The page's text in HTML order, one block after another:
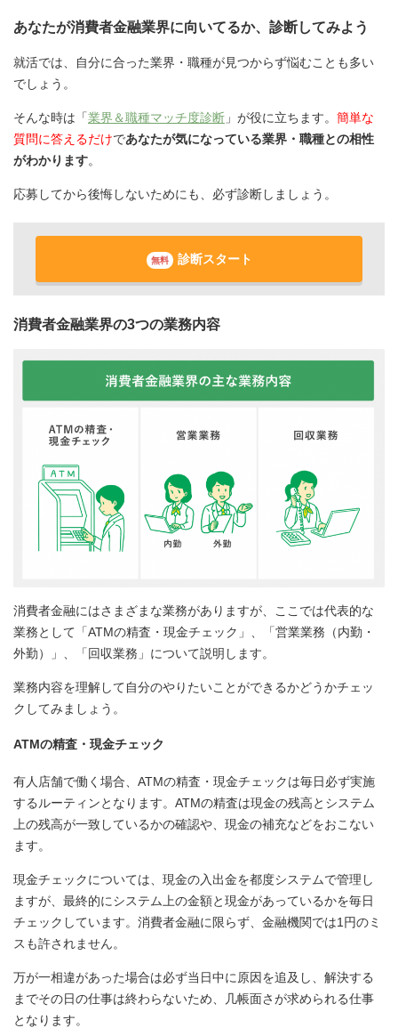
あなたが消費者金融業界に向いてるか、診断してみよう
就活では、自分に合った業界・職種が見つからず悩むことも多い
でしょう。
そんな時は「業界＆職種マッチ度診断 」が役に立ちます。 簡単な
質問に答えるだけであなたが気になっている業界・職種との相性
がわかります。
応募してから後悔しないためにも、必ず診断しましょう。
無料 診断スタート
消費者金融業界の3つの業務内容
消費者金融にはさまざまな業務がありますが、ここでは代表的な
業務として「ATMの精査・現金チェック」、「営業業務（内勤・
外勤）」、「回収業務」について説明します。
業務内容を理解して自分のやりたいことができるかどうかチェッ
クしてみましょう。
ATMの精査・現金チェック
有人店舗で働く場合、ATMの精査・現金チェックは毎日必ず実施
するルーティンとなります。ATMの精査は現金の残高とシステム
上の残高が一致しているかの確認や、現金の補充などをおこない
ます。
現金チェックについては、現金の入出金を都度システムで管理し
ますが、最終的にシステム上の金額と現金があっているかを毎日
チェックしています。消費者金融に限らず、金融機関では1円のミ
スも許されません。
万が一相違があった場合は必ず当日中に原因を追及し、解決する
までその日の仕事は終わらないため、几帳面さが求められる仕事
となります。